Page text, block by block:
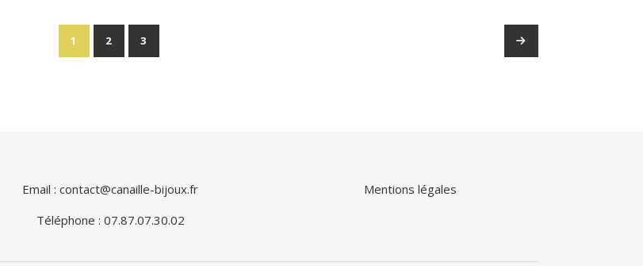
1 2 3
Email : contact@canaille-bijoux.fr
Téléphone : 07.87.07.30.02
Mentions légales